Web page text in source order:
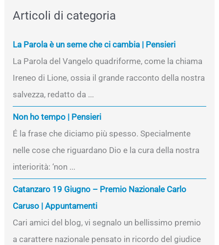
Articoli di categoria
La Parola è un seme che ci cambia | Pensieri
La Parola del Vangelo quadriforme, come la chiama
Ireneo di Lione, ossia il grande racconto della nostra
salvezza, redatto da ...
Non ho tempo | Pensieri
É la frase che diciamo più spesso. Specialmente
nelle cose che riguardano Dio e la cura della nostra
interiorità: ‘non ...
Catanzaro 19 Giugno – Premio Nazionale Carlo
Caruso | Appuntamenti
Cari amici del blog, vi segnalo un bellissimo premio
a carattere nazionale pensato in ricordo del giudice